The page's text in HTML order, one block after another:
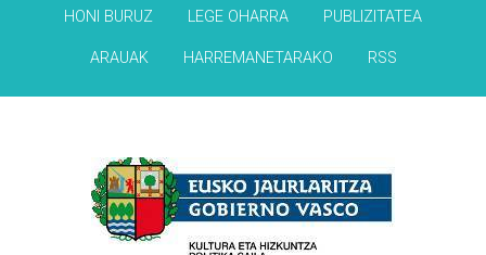
HONI BURUZ LEGE OHARRA PUBLIZITATEA
ARAUAK HARREMANETARAKO RSS